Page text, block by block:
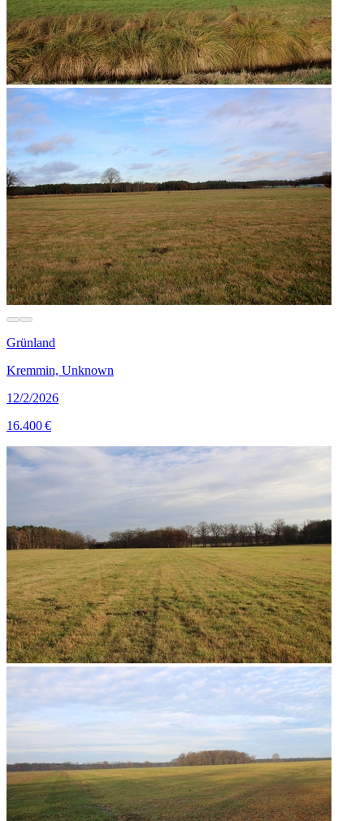
Grünland
Kremmin, Unknown
12/2/2026
16.400 €